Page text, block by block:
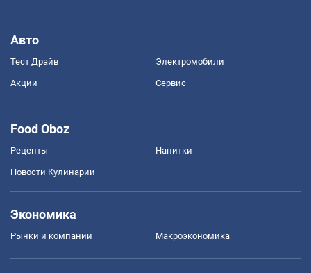
Авто
Тест Драйв Электромобили
Акции Сервис
Food Oboz
Рецепты Напитки
Новости Кулинарии
Экономика
Рынки и компании Mакроэкономика